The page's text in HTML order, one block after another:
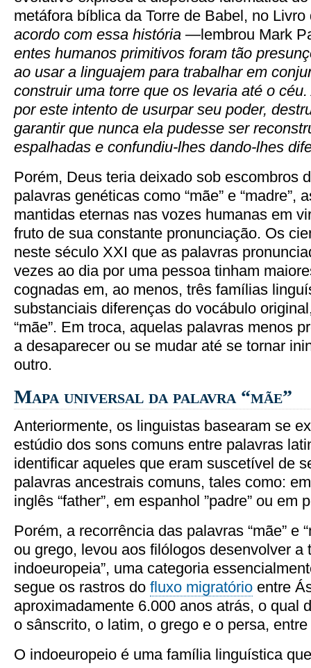
metáfora bíblica da Torre de Babel, no Livro
acordo com essa história —lembrou Mark
entes humanos primitivos foram tão
ao usar a linguajem para trabalhar em
construir uma torre que os levaria até o
por este intento de usurpar seu poder,
garantir que nunca ela pudesse ser
espalhadas e confundiu-lhes dando-lhes
Porém, Deus teria deixado sob escombros
palavras genéticas como “mãe” e “madre”,
mantidas eternas nas vozes humanas em
fruto de sua constante pronunciação. Os
neste século XXI que as palavras
vezes ao dia por uma pessoa tinham
cognadas em, ao menos, três famílias
substanciais diferenças do vocábulo
“mãe”. Em troca, aquelas palavras menos
a desaparecer ou se mudar até se tornar
outro.
Mapa universal da palavra “mãe”
Anteriormente, os linguistas basearam se
estúdio dos sons comuns entre palavras
identificar aqueles que eram suscetível de
palavras ancestrais comuns, tales como:
inglês “father”, em espanhol ”padre” ou em
Porém, a recorrência das palavras “mãe” e
ou grego, levou aos filólogos desenvolver a
indoeuropeia”, uma categoria
segue os rastros do fluxo migratório entre
aproximadamente 6.000 anos atrás, o qual
o sânscrito, o latim, o grego e o persa,
O indoeuropeio é uma família linguística